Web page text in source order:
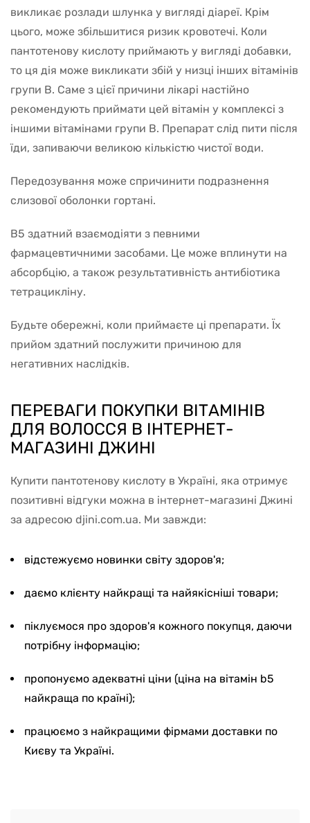
викликає розлади шлунка у вигляді діареї. Крім
цього, може збільшитися ризик кровотечі. Коли
пантотенову кислоту приймають у вигляді добавки,
то ця дія може викликати збій у низці інших вітамінів
групи В. Саме з цієї причини лікарі настійно
рекомендують приймати цей вітамін у комплексі з
іншими вітамінами групи В. Препарат слід пити після
їди, запиваючи великою кількістю чистої води.
Передозування може спричинити подразнення
слизової оболонки гортані.
В5 здатний взаємодіяти з певними
фармацевтичними засобами. Це може вплинути на
абсорбцію, а також результативність антибіотика
тетрацикліну.
Будьте обережні, коли приймаєте ці препарати. Їх
прийом здатний послужити причиною для
негативних наслідків.
ПЕРЕВАГИ ПОКУПКИ ВІТАМІНІВ
ДЛЯ ВОЛОССЯ В ІНТЕРНЕТ-
МАГАЗИНІ ДЖИНІ
Купити пантотенову кислоту в Україні, яка отримує
позитивні відгуки можна в інтернет-магазині Джині
за адресою djini.com.ua. Ми завжди:
відстежуємо новинки світу здоров'я;
даємо клієнту найкращі та найякісніші товари;
піклуємося про здоров'я кожного покупця, даючи
потрібну інформацію;
пропонуємо адекватні ціни (ціна на вітамін b5
найкраща по країні);
працюємо з найкращими фірмами доставки по
Києву та Україні.